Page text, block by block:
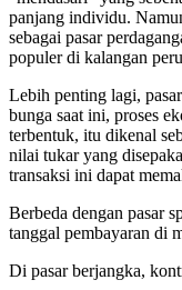
panjang individu.
sebagai pasar
populer di kalangan
Lebih penting lagi,
bunga saat ini, proses
terbentuk, itu dikenal
nilai tukar yang
transaksi ini dapat
Berbeda dengan pasar
tanggal pembayaran di
Di pasar berjangka,